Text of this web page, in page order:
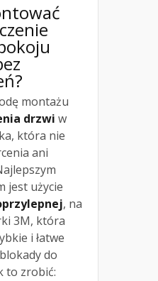
montażu
drzwi w
która nie
ani
jest użycie
, na
3M, która
i łatwe
do
to zrobić: